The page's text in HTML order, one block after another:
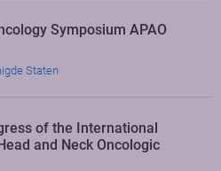
Symposium APAO
Staten
of the International
and Neck Oncologic